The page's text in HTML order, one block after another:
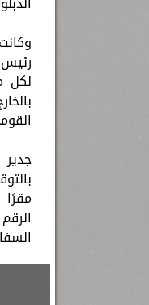
لكل